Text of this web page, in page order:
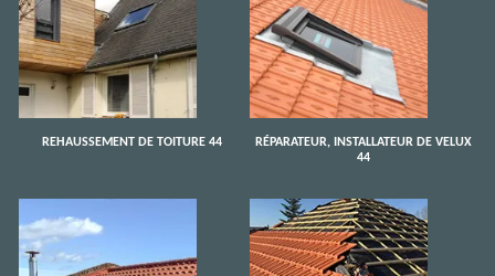
REHAUSSEMENT DE TOITURE 44
RÉPARATEUR, INSTALLATEUR DE VELUX
44